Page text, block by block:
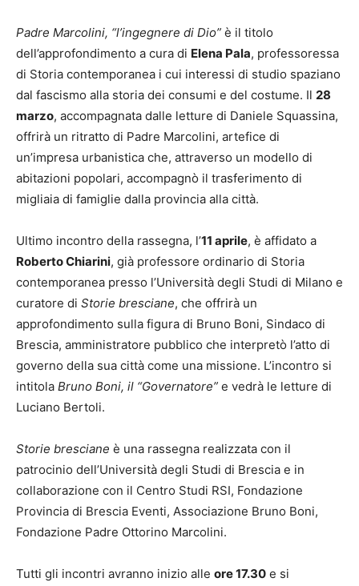
Padre Marcolini, “l’ingegnere di Dio” è il titolo
dell’approfondimento a cura di Elena Pala, professoressa
di Storia contemporanea i cui interessi di studio spaziano
dal fascismo alla storia dei consumi e del costume. Il 28
marzo, accompagnata dalle letture di Daniele Squassina,
offrirà un ritratto di Padre Marcolini, artefice di
un’impresa urbanistica che, attraverso un modello di
abitazioni popolari, accompagnò il trasferimento di
migliaia di famiglie dalla provincia alla città.
Ultimo incontro della rassegna, l’11 aprile, è affidato a
Roberto Chiarini, già professore ordinario di Storia
contemporanea presso l’Università degli Studi di Milano e
curatore di Storie bresciane, che offrirà un
approfondimento sulla figura di Bruno Boni, Sindaco di
Brescia, amministratore pubblico che interpretò l’atto di
governo della sua città come una missione. L’incontro si
intitola Bruno Boni, il “Governatore” e vedrà le letture di
Luciano Bertoli.
Storie bresciane è una rassegna realizzata con il
patrocinio dell’Università degli Studi di Brescia e in
collaborazione con il Centro Studi RSI, Fondazione
Provincia di Brescia Eventi, Associazione Bruno Boni,
Fondazione Padre Ottorino Marcolini.
Tutti gli incontri avranno inizio alle ore 17.30 e si